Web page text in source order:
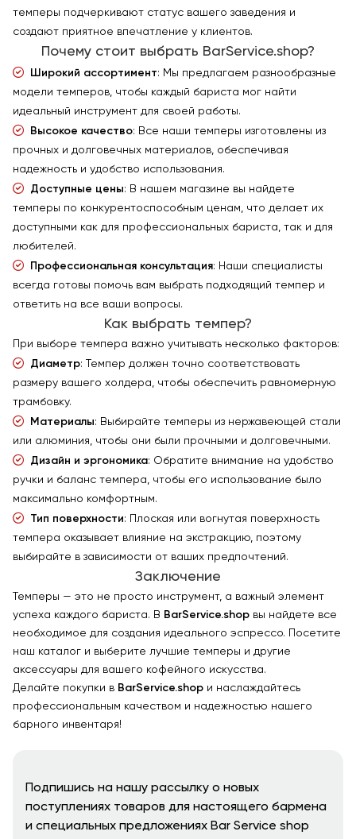
темперы подчеркивают статус вашего заведения и
создают приятное впечатление у клиентов.
Почему стоит выбрать BarService.shop?
Широкий ассортимент: Мы предлагаем разнообразные
модели темперов, чтобы каждый бариста мог найти
идеальный инструмент для своей работы.
Высокое качество: Все наши темперы изготовлены из
прочных и долговечных материалов, обеспечивая
надежность и удобство использования.
Доступные цены: В нашем магазине вы найдете
темперы по конкурентоспособным ценам, что делает их
доступными как для профессиональных бариста, так и для
любителей.
Профессиональная консультация: Наши специалисты
всегда готовы помочь вам выбрать подходящий темпер и
ответить на все ваши вопросы.
Как выбрать темпер?
При выборе темпера важно учитывать несколько факторов:
Диаметр: Темпер должен точно соответствовать
размеру вашего холдера, чтобы обеспечить равномерную
трамбовку.
Материалы: Выбирайте темперы из нержавеющей стали
или алюминия, чтобы они были прочными и долговечными.
Дизайн и эргономика: Обратите внимание на удобство
ручки и баланс темпера, чтобы его использование было
максимально комфортным.
Тип поверхности: Плоская или вогнутая поверхность
темпера оказывает влияние на экстракцию, поэтому
выбирайте в зависимости от ваших предпочтений.
Заключение
Темперы — это не просто инструмент, а важный элемент
успеха каждого бариста. В BarService.shop вы найдете все
необходимое для создания идеального эспрессо. Посетите
наш каталог и выберите лучшие темперы и другие
аксессуары для вашего кофейного искусства.
Делайте покупки в BarService.shop и наслаждайтесь
профессиональным качеством и надежностью нашего
барного инвентаря!
Подпишись на нашу рассылку о новых
поступлениях товаров для настоящего бармена
и специальных предложениях Bar Service shop